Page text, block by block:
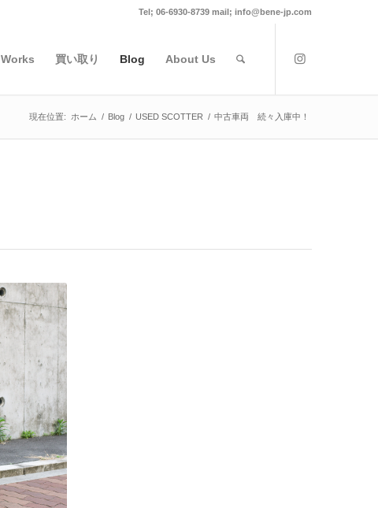
Tel; 06-6930-8739 mail; info@bene-jp.com
Works 買い取り Blog About Us
現在位置: ホーム / Blog / USED SCOTTER / 中古車両 続々入庫中！